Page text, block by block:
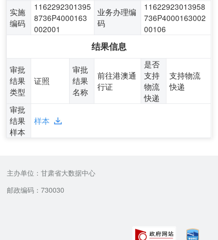
实施
编码
1162292301395
8736P4000163
002001
业务办理编
码
11622923013958
736P4000163002
00106
结果信息
审批
结果
类型
证照
审批
结果
名称
前往港澳通
行证
是否
支持
物流
快递
支持物流
快递
审批
结果
样本
样本
主办单位：甘肃省大数据中心
邮政编码：730030